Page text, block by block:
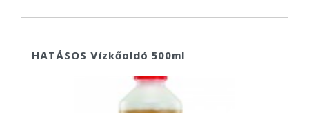
HATÁSOS Vízkőoldó 500ml